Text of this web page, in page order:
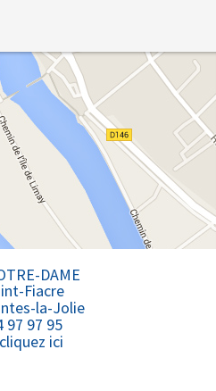
Notre-Dame - Mantes
Professionnel - Mantes
DAME
Fiacre
la-Jolie
97 97 95
cliquez ici